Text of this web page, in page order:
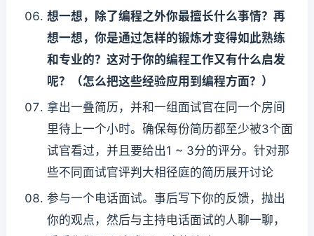
想一想，除了编程之外你最擅长什么事情？再
想一想，你是通过怎样的锻炼才变得如此熟练
和专业的？这对于你的编程工作又有什么启发
呢？（怎么把这些经验应用到编程方面？）
拿出一叠简历，并和一组面试官在同一个房间
里待上一个小时。确保每份简历都至少被3个面
试官看过，并且要给出1 ~ 3分的评分。针对那
些不同面试官评判大相径庭的简历展开讨论
参与一个电话面试。事后写下你的反馈，抛出
你的观点，然后与主持电话面试的人聊一聊，